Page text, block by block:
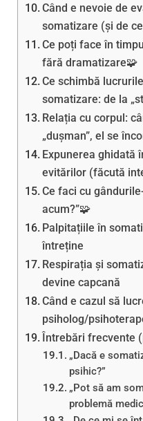
Când e nevoie de
somatizare (și de
Ce poți face în
fără dramatizare🧩
Ce schimbă
somatizare: de la
Relația cu corpul:
„dușman”, el se
Expunerea ghidată
evitărilor (făcută
Ce faci cu
acum?”🧩
Palpitațiile în
întreține
Respirația și
devine capcană
Când e cazul să
psiholog/
Întrebări frecvente
„Dacă e
psihic?”
„Pot să am
problemă